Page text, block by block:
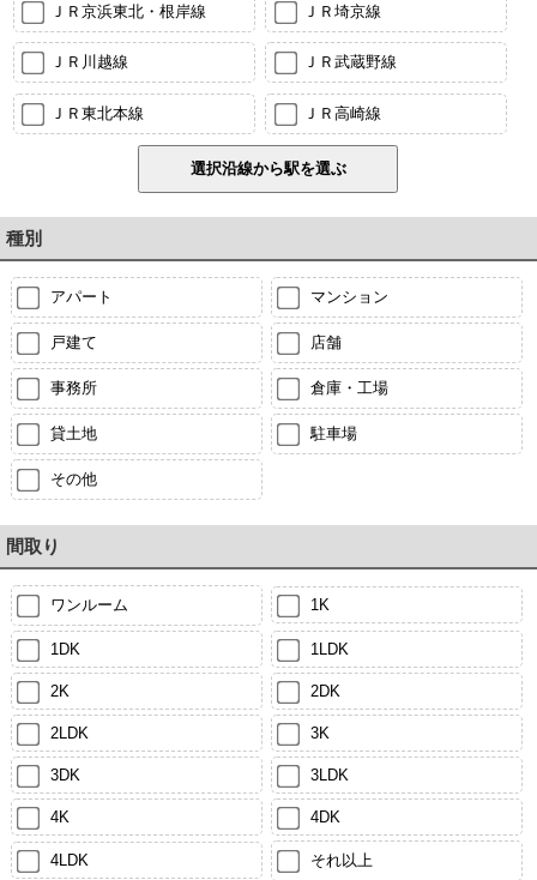
ＪＲ京浜東北・根岸線 ＪＲ埼京線
ＪＲ川越線 ＪＲ武蔵野線
ＪＲ東北本線 ＪＲ高崎線
種別
アパート マンション
戸建て 店舗
事務所 倉庫・工場
貸土地 駐車場
その他
間取り
ワンルーム 1K
1DK 1LDK
2K 2DK
2LDK 3K
3DK 3LDK
4K 4DK
4LDK それ以上